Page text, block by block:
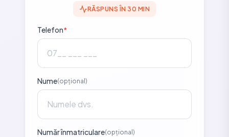
RĂSPUNS ÎN 30 MIN
Telefon*
Nume(opțional)
Număr înmatriculare(opțional)